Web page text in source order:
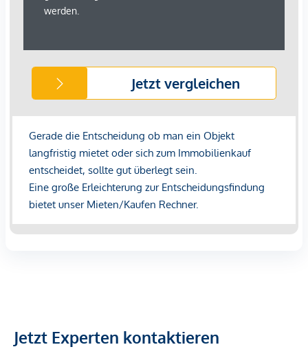
Jetzt Experten kontaktieren